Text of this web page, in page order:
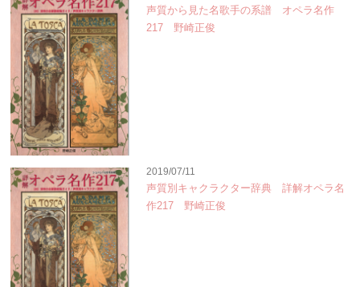
声質から見た名歌手の系譜 オペラ名作
217 野崎正俊
2019/07/11
声質別キャクラクター辞典 詳解オペラ名
作217 野崎正俊